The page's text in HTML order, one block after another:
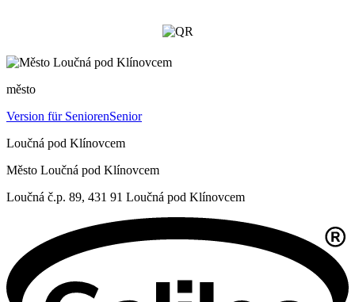
město
Version für SeniorenSenior
Loučná pod Klínovcem
Město Loučná pod Klínovcem
Loučná č.p. 89, 431 91 Loučná pod Klínovcem